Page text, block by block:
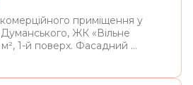
приміщення у
ЖК «Вільне
1-й поверх. Фасадний ...